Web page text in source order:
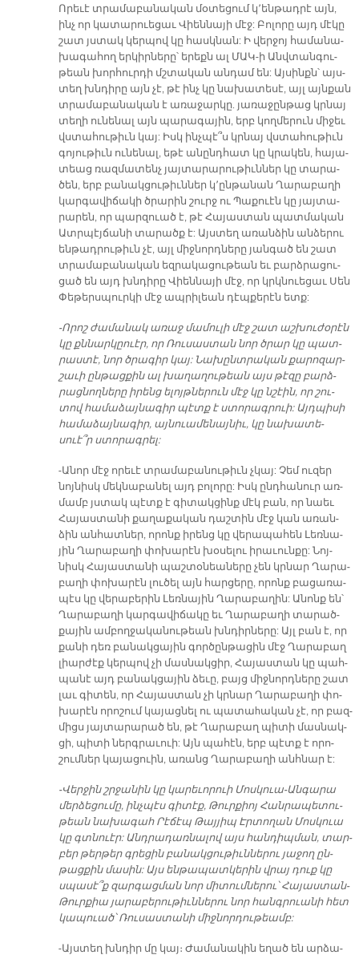
Ո­րե­ւէ տրա­մա­բա­նա­կան մօ­տե­ցում կ՚են­թադ­րէ այն,
ինչ որ կա­տա­րուե­ցաւ Վիեն­նա­յի մէջ: Բո­լո­րը այդ մէ­կը
շատ յստակ կեր­պով կը հասկ­նան: Ի վեր­ջոյ հա­մա­նա­
խա­գա­հող եր­կիր­նե­րը՝ ե­րեքն ալ ՄԱԿ-ի Անվ­տան­գու­
թեան խոր­հուր­դի մշտա­կան ան­դամ են: Այ­սինքն՝ այս­
տեղ խնդի­րը այն չէ, թէ ինչ կը նա­խա­տե­սէ, այլ այն­քան
տրա­մա­բա­նա­կան է ա­ռա­ջար­կը. յա­ռա­ջըն­թաց կրնայ
տե­ղի ու­նե­նալ այն պա­րա­գա­յին, երբ կող­մե­րուն մի­ջեւ
վստա­հու­թիւն կայ: Իսկ ինչ­պէ՞ս կրնայ վստա­հու­թիւն
գո­յու­թիւն ու­նե­նալ, ե­թէ ա­նընդ­հատ կը կրա­կեն, հա­յա­
տեաց ռազ­մա­տենչ յայտա­րա­րու­թիւն­ներ կը տա­րա­
ծեն, երբ բա­նակ­ցու­թիւն­ներ կ՚ըն­թա­նան Ղա­րա­բա­ղի
կար­գա­վի­ճա­կի ծրա­րին շուրջ ու Պա­քուէն կը յայ­տա­
րա­րեն, որ պար­զուած է, թէ Հա­յաս­տան պատ­մա­կան
Ատր­պէյ­ճա­նի տա­րածք է: Այս­տեղ ա­ռան­ձին ան­ձե­րու
են­թադ­րու­թիւն չէ, այլ միջ­նորդ­նե­րը յան­գած են շատ
տրա­մա­բա­նա­կան եզ­րա­կա­ցու­թեան եւ բարձ­րա­ցու­
ցած են այդ խնդի­րը Վիեն­նա­յի մէջ, որ կրկնուե­ցաւ Սեն
Փե­թերս­պուր­կի մէջ ապ­րի­լեան դէպ­քե­րէն ետք:
-Ո­րոշ ժա­մա­նակ ա­ռաջ մա­մու­լի մէջ շատ աշ­խու­ժօ­րէն
կը քննար­կըուէր, որ Ռու­սաս­տան նոր ծրար կը պատ­
րաս­տէ, նոր ծրա­գիր կայ: Նա­խընտ­րա­կան քա­րո­զար­
շա­ւի ըն­թաց­քին ալ խա­ղա­ղու­թեան այս թէ­զը բարձ­
րաց­նող­նե­րը ի­րենց ե­լոյթ­նե­րուն մէջ կը նշէին, որ շու­
տով հա­մա­ձայ­նա­գիր պէտք է ստորագրուի: Այդ­պի­սի
հա­մա­ձայ­նա­գիր, այ­նուա­մե­նայ­նիւ, կը նա­խա­տե­
սուէ՞ր ստո­րագ­րել:
-Ա­նոր մէջ ո­րե­ւէ տրա­մա­բա­նու­թիւն չկայ: Չեմ ու­զեր
նոյ­նիսկ մեկ­նա­բա­նել այդ բո­լո­րը: Իսկ ընդ­հա­նուր առ­
մամբ յստակ պէտք է գի­տակ­ցինք մէկ բան, որ նաեւ
Հա­յաս­տա­նի քա­ղա­քա­կան դաշ­տին մէջ կան ա­ռան­
ձին ան­հատ­ներ, ո­րոնք ի­րենց կը վե­րա­պա­հեն Լեռ­նա­
յին Ղա­րա­բա­ղի փո­խա­րէն խօ­սե­լու ի­րա­ւուն­քը: Նոյ­
նիսկ Հա­յաս­տա­նի պաշ­տօ­նեա­նե­րը չեն կրնար Ղա­րա­
բա­ղի փո­խա­րէն լու­ծել այն հար­ցե­րը, ո­րոնք բա­ցա­ռա­
պէս կը վե­րա­բե­րին Լեռ­նա­յին Ղա­րա­բա­ղին: Ա­նոնք են՝
Ղա­րա­բա­ղի կար­գա­վի­ճա­կը եւ Ղա­րա­բա­ղի տա­րած­
քա­յին ամ­բող­ջա­կա­նու­թեան խնդիր­նե­րը: Այլ բան է, որ
քա­նի դեռ բա­նակ­ցա­յին գոր­ծըն­թա­ցին մէջ Ղա­րա­բաղ
լիար­ժէք կեր­պով չի մաս­նակ­ցիր, Հա­յաս­տան կը պահ­
պա­նէ այդ բա­նակ­ցա­յին ձե­ւը, բայց միջ­նորդ­նե­րը շատ
լաւ գի­տեն, որ Հա­յաս­տան չի կրնար Ղա­րա­բա­ղի փո­
խա­րէն ո­րո­շում կա­յաց­նել ու պա­տաhա­կան չէ, որ բազ­
միցս յայ­տա­րա­րած են, թէ Ղա­րա­բաղ պի­տի մաս­նակ­
ցի, պի­տի ներգ­րա­ւուի: Այն պա­հէն, երբ պէտք է ո­րո­
շում­ներ կա­յա­ցուին, ա­ռանց Ղա­րա­բա­ղի անհ­նար է:
-Վեր­ջին շրջա­նին կը կա­րե­ւո­րուի Մոս­կուա-Ան­գա­րա
մեր­ձե­ցու­մը, ինչ­պէս գի­տէք, Թուր­քիոյ Հան­րա­պե­տու­
թեան նա­խա­գահ Րէ­ճէպ Թայ­յիպ Էր­տո­ղան Մոս­կուա
կը գտնուէր: Անդ­րա­դառ­նա­լով այս հան­դիպ­ման, տար­
բեր թեր­թեր գրե­ցին բա­նակ­ցու­թիւն­նե­րու յա­ջող ըն­
թաց­քին մա­սին: Այս են­թա­պատ­կե­րին վրայ դուք կը
սպա­սէ՞ք զար­գաց­ման նոր մի­տում­նե­րու՝ Հա­յա­ստան-
Թուր­քիա յա­րա­բե­րու­թիւն­նե­րու նոր հանգ­րուա­նի հետ
կա­պուած՝ Ռու­սաս­տա­նի միջ­նոր­դու­թեամբ:
-Այս­տեղ խնդիր մը կայ։ Ժա­մա­նա­կին ե­ղած են ար­ձա­